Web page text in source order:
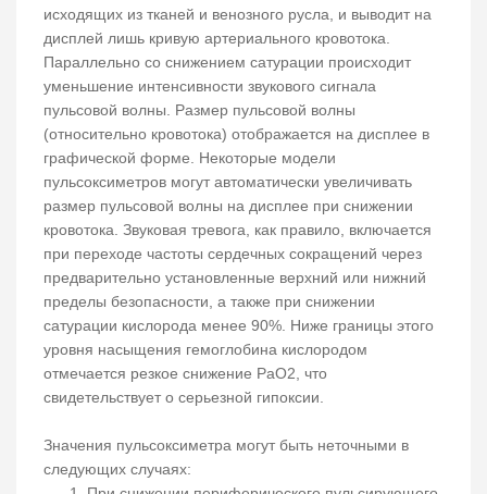
исходящих из тканей и венозного русла, и выводит на
дисплей лишь кривую артериального кровотока.
Параллельно со снижением сатурации происходит
уменьшение интенсивности звукового сигнала
пульсовой волны. Размер пульсовой волны
(относительно кровотока) отображается на дисплее в
графической форме. Некоторые модели
пульсоксиметров могут автоматически увеличивать
размер пульсовой волны на дисплее при снижении
кровотока. Звуковая тревога, как правило, включается
при переходе частоты сердечных сокращений через
предварительно установленные верхний или нижний
пределы безопасности, а также при снижении
сатурации кислорода менее 90%. Ниже границы этого
уровня насыщения гемоглобина кислородом
отмечается резкое снижение РаО2, что
свидетельствует о серьезной гипоксии.
Значения пульсоксиметра могут быть неточными в
следующих случаях: